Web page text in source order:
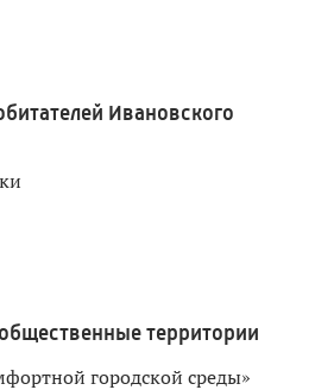
Ивановского
территории
городской среды»